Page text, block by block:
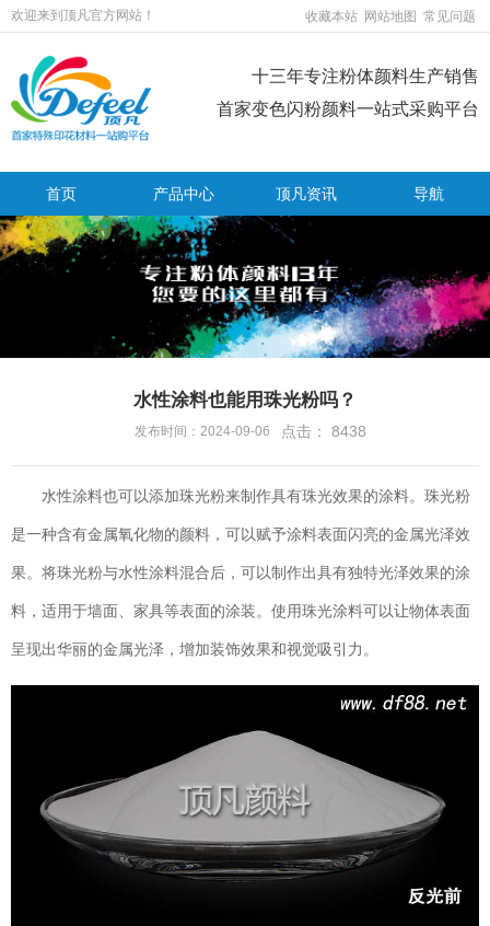
欢迎来到顶凡官方网站！ 收藏本站 网站地图 常见问题
十三年专注粉体颜料生产销售
首家变色闪粉颜料一站式采购平台
首页 产品中心 顶凡资讯 导航
水性涂料也能用珠光粉吗？
发布时间：2024-09-06 点击： 8438
水性涂料也可以添加珠光粉来制作具有珠光效果的涂料。珠光粉
是一种含有金属氧化物的颜料，可以赋予涂料表面闪亮的金属光泽效
果。将珠光粉与水性涂料混合后，可以制作出具有独特光泽效果的涂
料，适用于墙面、家具等表面的涂装。使用珠光涂料可以让物体表面
呈现出华丽的金属光泽，增加装饰效果和视觉吸引力。